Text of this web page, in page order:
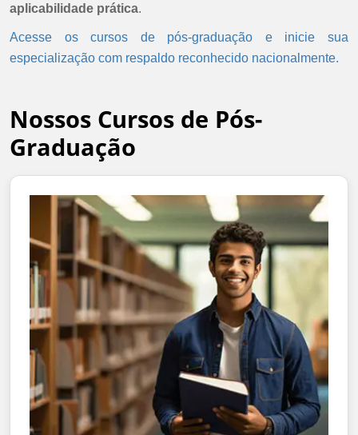
aplicabilidade prática.
Acesse os cursos de pós-graduação e inicie sua
especialização com respaldo reconhecido nacionalmente.
Nossos Cursos de Pós-
Graduação